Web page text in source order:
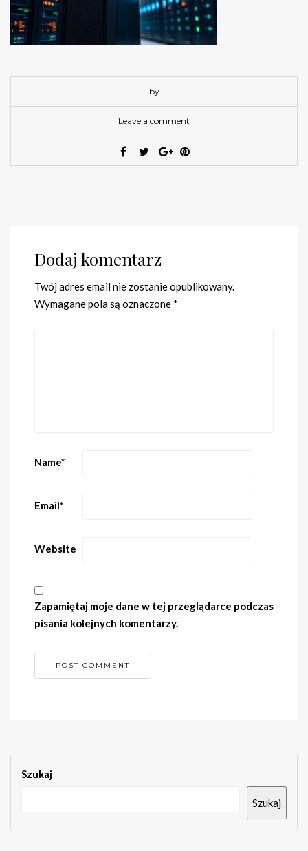
by
Leave a comment
Dodaj komentarz
Twój adres email nie zostanie opublikowany.
Wymagane pola są oznaczone *
Name*
Email*
Website
Zapamiętaj moje dane w tej przeglądarce podczas
pisania kolejnych komentarzy.
Szukaj
Szukaj